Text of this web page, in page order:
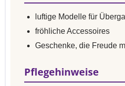
luftige Modelle für
fröhliche Accessoires
Geschenke, die Freude
Pflegehinweise